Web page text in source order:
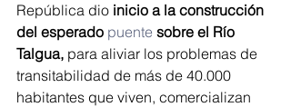
República dio inicio a la construcción
del esperado puente sobre el Río
Talgua, para aliviar los problemas de
transitabilidad de más de 40.000
habitantes que viven, comercializan